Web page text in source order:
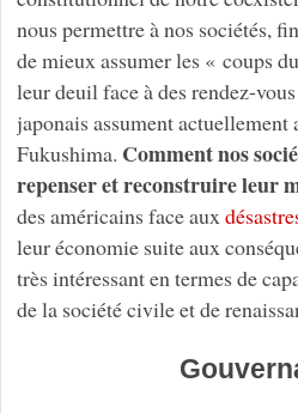
nous permettre à nos sociétés,
de mieux assumer les « coups
leur deuil face à des rendez-
japonais assument actuellement
Fukushima. Comment nos
repenser et reconstruire leur
des américains face aux
leur économie suite aux
très intéressant en termes de
de la société civile et de